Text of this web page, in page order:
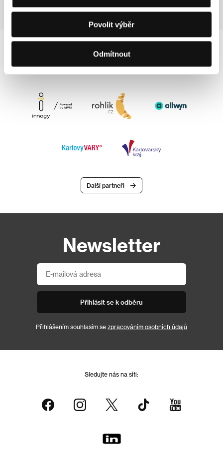
Povolit výběr
Odmítnout
Další partneři
Newsletter
Přihlásit se k odběru
Přihlášením souhlasím se zpracováním osobních údajů
Sledujte nás na síti: